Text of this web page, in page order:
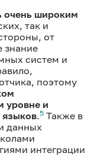
очень широким
так и
от
знание
систем и
поэтому
уровне и
языков.5 Также в
данных
интеграции